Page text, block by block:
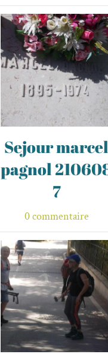
Sejour marcel
pagnol
7
0 commentaire